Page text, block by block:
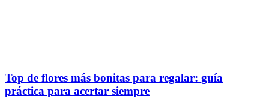
Top de flores más bonitas para regalar: guía
práctica para acertar siempre